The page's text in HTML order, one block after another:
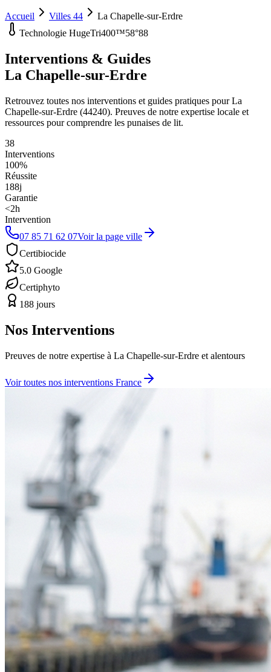
Accueil Villes 44
La Chapelle-sur-Erdre
Technologie HugeTri400™58°88
Interventions & Guides
La Chapelle-sur-Erdre
Retrouvez toutes nos interventions et guides pratiques pourLa
Chapelle-sur-Erdre (44240). Preuves de notre expertise locale et
ressources pour comprendre les punaises de lit.
38
Interventions
100%
Réussite
188j
Garantie
<2h
Intervention
07 85 71 62 07Voir la page ville
Certibiocide
5.0 Google
Certiphyto
188 jours
Nos Interventions
Preuves de notre expertise à La Chapelle-sur-Erdre et alentours
Voir toutes nos interventions France